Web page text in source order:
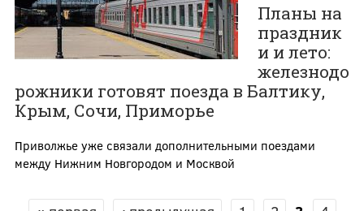
Планы на
праздник
и и лето:
железнодо
рожники готовят поезда в Балтику,
Крым, Сочи, Приморье
Приволжье уже связали дополнительными поездами
между Нижним Новгородом и Москвой